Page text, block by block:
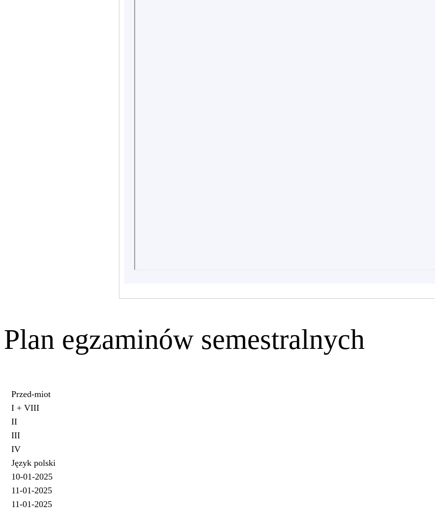
Plan egzaminów semestralnych
Przed-miot
I + VIII
II
III
IV
Język polski
10-01-2025
11-01-2025
11-01-2025